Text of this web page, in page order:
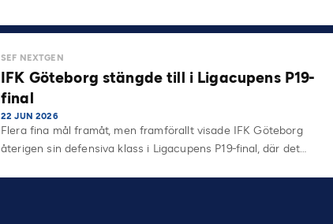
SEF NEXTGEN
IFK Göteborg stängde till i Ligacupens P19-
final
22 JUN 2026
Flera fina mål framåt, men framförallt visade IFK Göteborg
återigen sin defensiva klass i Ligacupens P19-final, där det…